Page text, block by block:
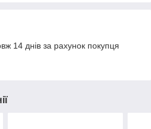
14 днів за рахунок покупця